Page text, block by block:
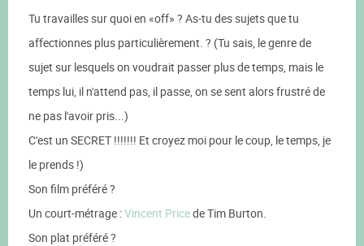
Tu travailles sur quoi en «off» ? As-tu des sujets que tu
affectionnes plus particulièrement. ? (Tu sais, le genre de
sujet sur lesquels on voudrait passer plus de temps, mais le
temps lui, il n'attend pas, il passe, on se sent alors frustré de
ne pas l'avoir pris...)
C'est un SECRET !!!!!!! Et croyez moi pour le coup, le temps, je
le prends !)
Son film préféré ?
Un court-métrage :Vincent Pricede Tim Burton.
Son plat préféré ?